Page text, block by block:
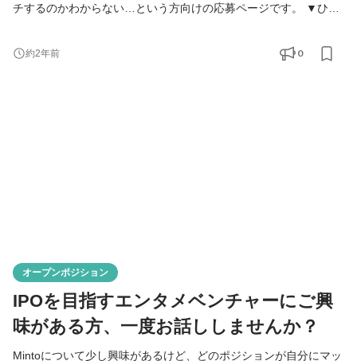
チするのかわからない…という方向けの応募ページです。 ▼ひと
ネスに興味があるが、自分がどのように活躍できるかわからな
い… ・エンタメビジネスの構造について知りたい！ ・グローバル
約2年前 0
オープンポジション
IPOを目指すエンタメベンチャーにご興
味がある方、一度お話ししませんか？
Mintoについて少し興味があるけど、どのポジションが自分にマッ